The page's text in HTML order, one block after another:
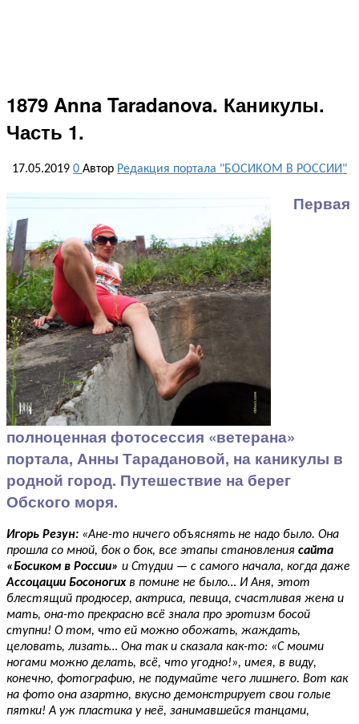
1879 Anna Taradanova. Каникулы.
Часть 1.
17.05.2019 0 Автор Редакция портала "БОСИКОМ В РОССИИ"
Первая
полноценная фотосессия «ветерана»
портала, Анны Тарадановой, на каникулы в
родной город. Путешествие на берег
Обского моря.
Игорь Резун: «Ане-то ничего объяснять не надо было. Она
прошла со мной, бок о бок, все этапы становления сайта
«Босиком в России» и Студии — с самого начала, когда даже
Ассоцации Босоногихв помине не было… И Аня, этот
блестящий продюсер, актриса, певица, счастливая жена и
мать, она-то прекрасно всё знала про эротизм босой
ступни! О том, что ей можно обожать, жаждать,
целовать, лизать… Она так и сказала как-то: «С моими
ногами можно делать, всё, что угодно!», имея, в виду,
конечно, фотографию, не подумайте чего лишнего. Вот как
на фото она азартно, вкусно демонстрирует свои голые
пятки! А уж пластика у неё, занимавшейся танцами,